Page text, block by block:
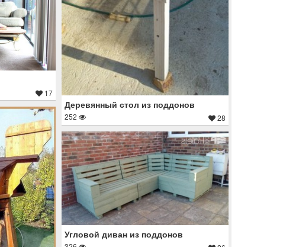
Деревянный стол из поддонов
252 28
17
Угловой диван из поддонов